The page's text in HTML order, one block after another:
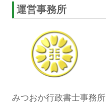
運営事務所
みつおか行政書士事務所